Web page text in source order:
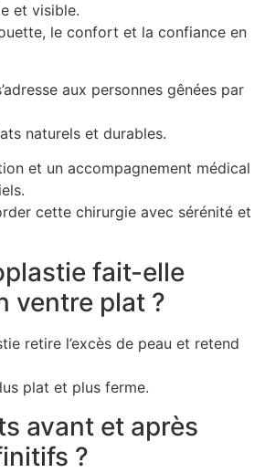
et visible.
le confort et la confiance en
aux personnes gênées par
naturels et durables.
et un accompagnement médical
cette chirurgie avec sérénité et
fait-elle
ventre plat ?
retire l’excès de peau et retend
plat et plus ferme.
avant et après
?